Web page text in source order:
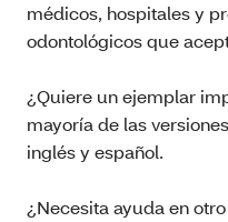
médicos, hospitales y
odontológicos que
¿Quiere un ejemplar
mayoría de las
inglés y español.
¿Necesita ayuda en